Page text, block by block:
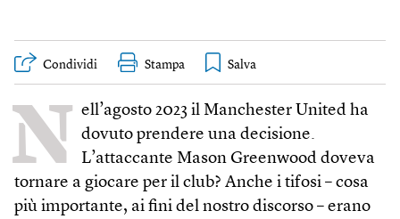
Condividi Stampa
N ell’agosto 2023 il Manchester United ha
dovuto prendere una decisione.
L’attaccante Mason Green­wood doveva
tornare a giocare per il club? Anche i tifosi – cosa
più importante, ai fini del nostro discorso – erano